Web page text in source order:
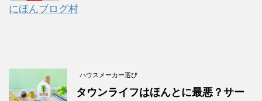
にほんブログ村
ハウスメーカー選び
タウンライフはほんとに最悪？サー